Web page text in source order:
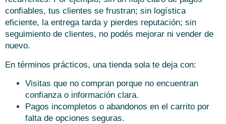
confiables, tus clientes se frustran; sin logística
eficiente, la entrega tarda y pierdes reputación; sin
seguimiento de clientes, no podés mejorar ni vender de
nuevo.
En términos prácticos, una tienda sola te deja con:
Visitas que no compran porque no encuentran
confianza o información clara.
Pagos incompletos o abandonos en el carrito por
falta de opciones seguras.